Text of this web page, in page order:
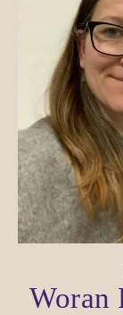
Woran